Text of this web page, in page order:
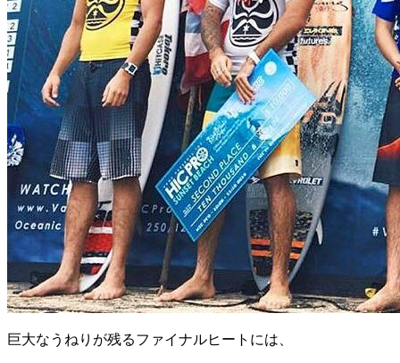
巨大なうねりが残るファイナルヒートには、